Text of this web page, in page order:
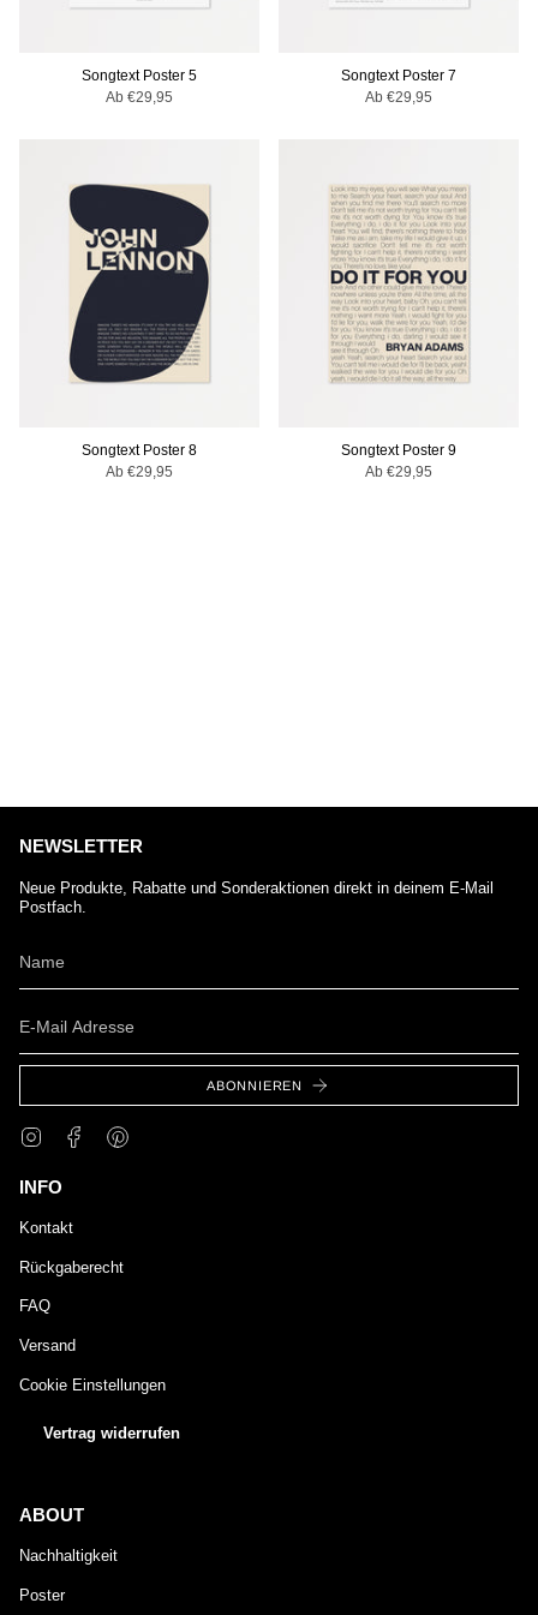
Songtext Poster 5
Ab €29,95
Songtext Poster 7
Ab €29,95
Songtext Poster 8
Ab €29,95
Songtext Poster 9
Ab €29,95
NEWSLETTER
Neue Produkte, Rabatte und Sonderaktionen direkt in deinem E-Mail
Postfach.
ABONNIEREN
InstagramFacebook
INFO
Kontakt
Rückgaberecht
FAQ
Versand
Cookie Einstellungen
Vertrag widerrufen
ABOUT
Nachhaltigkeit
Poster